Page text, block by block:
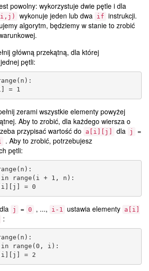
powolny: wykorzystuje dwie pętle i dla
wykonuje jeden lub dwa if instrukcji.
algorytm, będziemy w stanie to zrobić
główną przekątną, dla której
pętli:
zerami wszystkie elementy powyżej
Aby to zrobić, dla każdego wiersza o
przypisać wartość do a[i][j] dla j =
. Aby to zrobić, potrzebujesz
pętli:
range(i + 1, n):
j = 0 , ..., i-1 ustawia elementy a[i]
:
range(0, i):